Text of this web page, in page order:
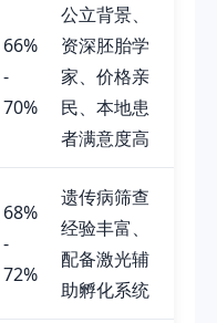
66%
-
70%
公立背景、
资深胚胎学
家、价格亲
民、本地患
者满意度高
68%
-
72%
遗传病筛查
经验丰富、
配备激光辅
助孵化系统